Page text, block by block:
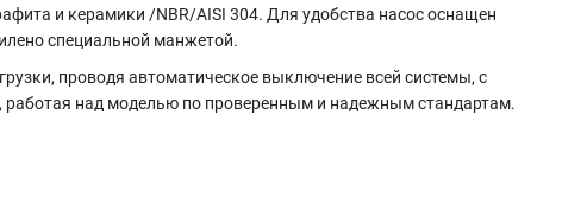
и керамики /NBR/AISI 304. Для удобства насос оснащен
специальной манжетой.
проводя автоматическое выключение всей системы, с
работая над моделью по проверенным и надежным стандартам.